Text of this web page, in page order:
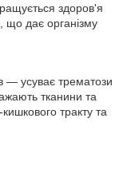
здоров'я
що дає організму
— усуває трематози
тканини та
тракту та